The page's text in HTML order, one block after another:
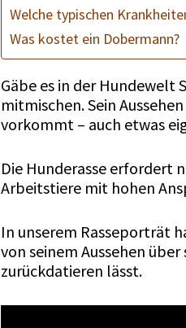
Welche typischen
Was kostet ein Dobermann?
Gäbe es in der Hundewelt
mitmischen. Sein
vorkommt – auch etwas
Die Hunderasse erfordert
Arbeitstiere mit hohen
In unserem Rasseporträt
von seinem Aussehen
zurückdatieren lässt.